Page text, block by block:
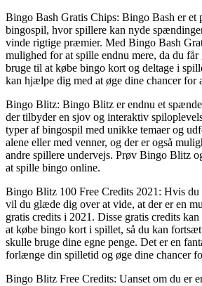
Bingo Bash Gratis Chips: Bingo Bash er
bingospil, hvor spillere kan nyde
vinde rigtige præmier. Med Bingo Bash
mulighed for at spille endnu mere, da du får
bruge til at købe bingo kort og deltage i
kan hjælpe dig med at øge dine chancer for
Bingo Blitz: Bingo Blitz er endnu et
der tilbyder en sjov og interaktiv
typer af bingospil med unikke temaer og
alene eller med venner, og der er også
andre spillere undervejs. Prøv Bingo Blitz
at spille bingo online.
Bingo Blitz 100 Free Credits 2021: Hvis
vil du glæde dig over at vide, at der er en
gratis credits i 2021. Disse gratis credits
at købe bingo kort i spillet, så du kan
skulle bruge dine egne penge. Det er en
forlænge din spilletid og øge dine chancer
Bingo Blitz Free Credits: Uanset om du er